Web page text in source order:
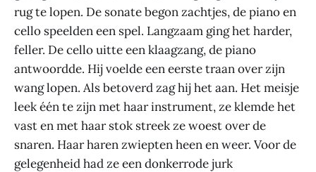
rug te lopen. De sonate begon zachtjes, de piano en
cello speelden een spel. Langzaam ging het harder,
feller. De cello uitte een klaagzang, de piano
antwoordde. Hij voelde een eerste traan over zijn
wang lopen. Als betoverd zag hij het aan. Het meisje
leek één te zijn met haar instrument, ze klemde het
vast en met haar stok streek ze woest over de
snaren. Haar haren zwiepten heen en weer. Voor de
gelegenheid had ze een donkerrode jurk